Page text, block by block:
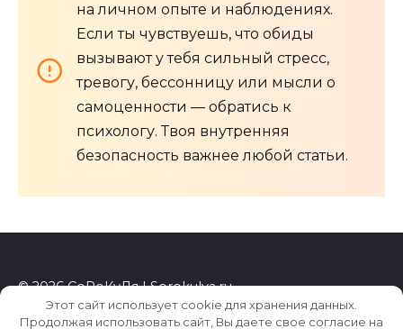
на личном опыте и наблюдениях.
Если ты чувствуешь, что обиды
вызывают у тебя сильный стресс,
тревогу, бессонницу или мысли о
самоценности — обратись к
психологу. Твоя внутренняя
безопасность важнее любой статьи.
© 2026 СоРоКуЛя | Sorokulya.ru
Этот сайт использует cookie для хранения данных.
Продолжая использовать сайт, Вы даете свое согласие на